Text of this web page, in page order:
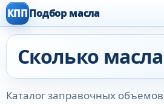
КПППодбор масла
Сколько
Каталог заправочных